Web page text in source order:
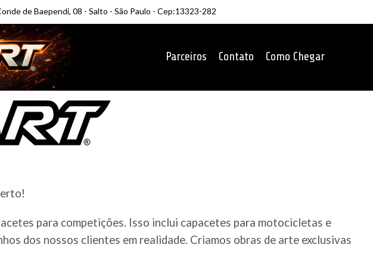
de Baependi, 08 - Salto - São Paulo - Cep:13323-282
Parceiros Contato Como Chegar
para competições. Isso inclui capacetes para motocicletas e
dos nossos clientes em realidade. Criamos obras de arte exclusivas